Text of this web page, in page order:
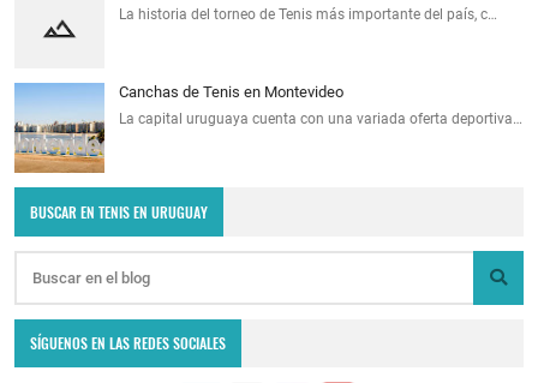
La historia del torneo de Tenis más importante del país, c…
Canchas de Tenis en Montevideo
La capital uruguaya cuenta con una variada oferta deportiva…
BUSCAR EN TENIS EN URUGUAY
SÍGUENOS EN LAS REDES SOCIALES